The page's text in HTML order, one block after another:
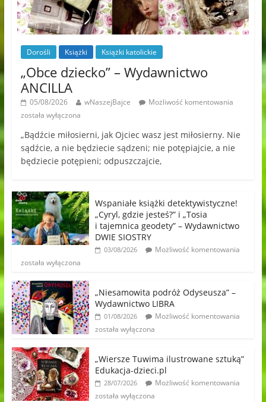
Dorośli Książki Książki katolickie
„Obce dziecko” – Wydawnictwo
ANCILLA
05/08/2026 wNaszejBajce
Możliwość komentowania
została wyłączona
„Bądźcie miłosierni, jak Ojciec wasz jest miłosierny. Nie
sądźcie, a nie będziecie sądzeni; nie potępiajcie, a nie
będziecie potępieni; odpuszczajcie,
Wspaniałe książki detektywistyczne!
„Cyryl, gdzie jesteś?” i „Tosia
i tajemnica geodety” – Wydawnictwo
DWIE SIOSTRY
03/08/2026
Możliwość komentowania
została wyłączona
„Niesamowita podróż Odyseusza” –
Wydawnictwo LIBRA
01/08/2026
Możliwość komentowania
została wyłączona
„Wiersze Tuwima ilustrowane sztuką”
Edukacja-dzieci.pl
28/07/2026
Możliwość komentowania
została wyłączona